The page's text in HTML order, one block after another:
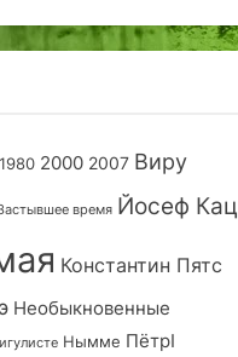
1980 2000 2007 Виру
время Йосеф Кац
Константин Пятс
Необыкновенные
Нымме ПётрI